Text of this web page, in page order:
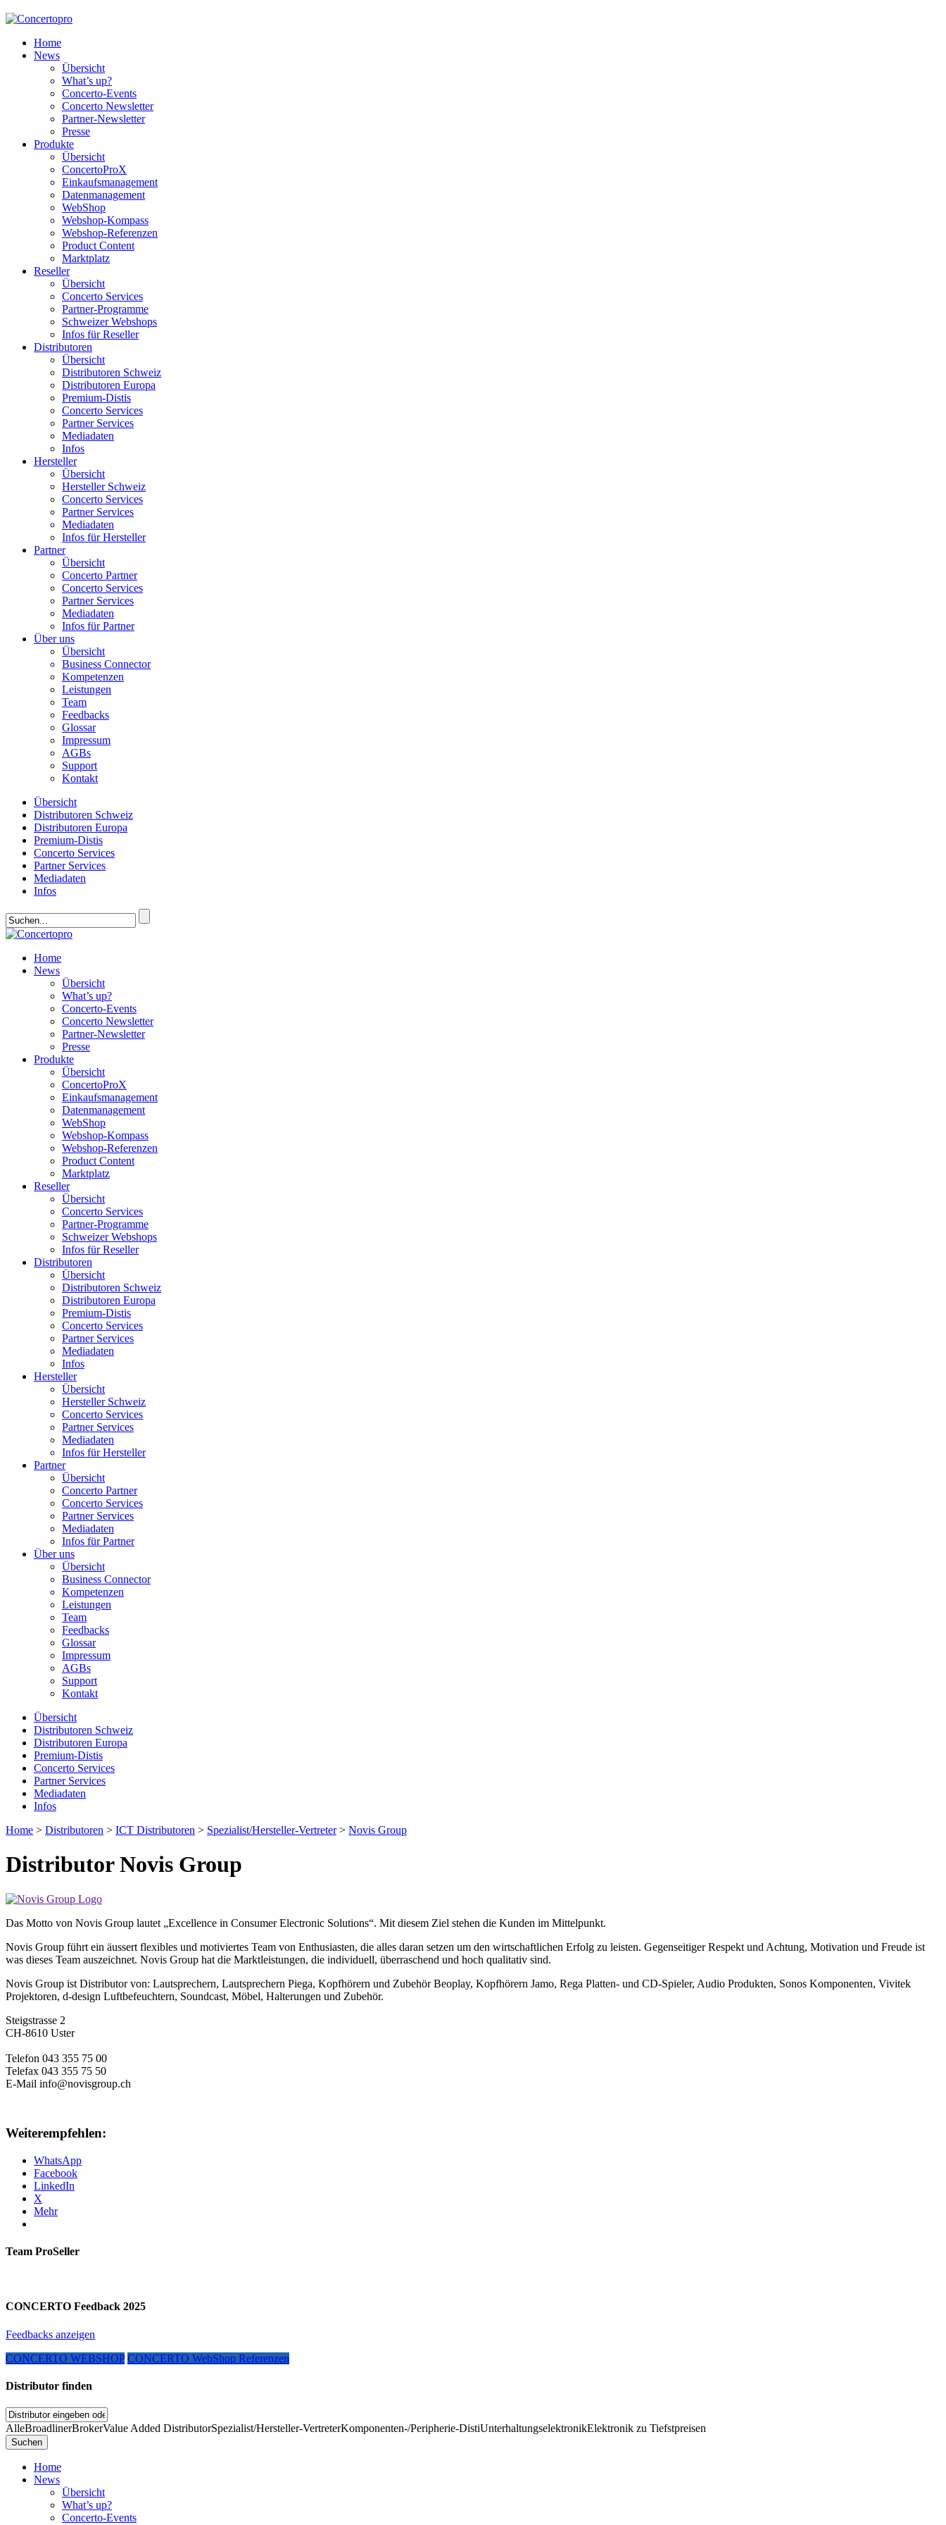
Home
News
Übersicht
What’s up?
Concerto-Events
Concerto Newsletter
Partner-Newsletter
Presse
Produkte
Übersicht
ConcertoProX
Einkaufsmanagement
Datenmanagement
WebShop
Webshop-Kompass
Webshop-Referenzen
Product Content
Marktplatz
Reseller
Übersicht
Concerto Services
Partner-Programme
Schweizer Webshops
Infos für Reseller
Distributoren
Übersicht
Distributoren Schweiz
Distributoren Europa
Premium-Distis
Concerto Services
Partner Services
Mediadaten
Infos
Hersteller
Übersicht
Hersteller Schweiz
Concerto Services
Partner Services
Mediadaten
Infos für Hersteller
Partner
Übersicht
Concerto Partner
Concerto Services
Partner Services
Mediadaten
Infos für Partner
Über uns
Übersicht
Business Connector
Kompetenzen
Leistungen
Team
Feedbacks
Glossar
Impressum
AGBs
Support
Kontakt
Übersicht
Distributoren Schweiz
Distributoren Europa
Premium-Distis
Concerto Services
Partner Services
Mediadaten
Infos
Home
News
Übersicht
What’s up?
Concerto-Events
Concerto Newsletter
Partner-Newsletter
Presse
Produkte
Übersicht
ConcertoProX
Einkaufsmanagement
Datenmanagement
WebShop
Webshop-Kompass
Webshop-Referenzen
Product Content
Marktplatz
Reseller
Übersicht
Concerto Services
Partner-Programme
Schweizer Webshops
Infos für Reseller
Distributoren
Übersicht
Distributoren Schweiz
Distributoren Europa
Premium-Distis
Concerto Services
Partner Services
Mediadaten
Infos
Hersteller
Übersicht
Hersteller Schweiz
Concerto Services
Partner Services
Mediadaten
Infos für Hersteller
Partner
Übersicht
Concerto Partner
Concerto Services
Partner Services
Mediadaten
Infos für Partner
Über uns
Übersicht
Business Connector
Kompetenzen
Leistungen
Team
Feedbacks
Glossar
Impressum
AGBs
Support
Kontakt
Übersicht
Distributoren Schweiz
Distributoren Europa
Premium-Distis
Concerto Services
Partner Services
Mediadaten
Infos
Home > Distributoren > ICT Distributoren > Spezialist/Hersteller-Vertreter> Novis Group
Distributor Novis Group
Das Motto von Novis Group lautet „Excellence in Consumer Electronic Solutions“. Mit diesem Ziel stehen die Kunden im Mittelpunkt.
Novis Group führt ein äussert flexibles und motiviertes Team von Enthusiasten, die alles daran setzen um den wirtschaftlichen Erfolg zu leisten. Gegenseitiger Respekt und Achtung, Motivation und Freude ist
was dieses Team auszeichnet. Novis Group hat die Marktleistungen, die individuell, überraschend und hoch qualitativ sind.
Novis Group ist Distributor von: Lautsprechern, Lautsprechern Piega, Kopfhörern und Zubehör Beoplay, Kopfhörern Jamo, Rega Platten- und CD-Spieler, Audio Produkten, Sonos Komponenten, Vivitek
Projektoren, d-design Luftbefeuchtern, Soundcast, Möbel, Halterungen und Zubehör.
Steigstrasse 2
CH-8610 Uster
Telefon 043 355 75 00
Telefax 043 355 75 50
E-Mail info@novisgroup.ch
Weiterempfehlen:
WhatsApp
Facebook
LinkedIn
X
Mehr
Team ProSeller
CONCERTO Feedback 2025
Feedbacks anzeigen
CONCERTO WEBSHOP CONCERTO WebShop Referenzen
Distributor finden
AlleBroadlinerBrokerValue Added DistributorSpezialist/Hersteller-VertreterKomponenten-/Peripherie-DistiUnterhaltungselektronikElektronik zu Tiefstpreisen
Home
News
Übersicht
What’s up?
Concerto-Events